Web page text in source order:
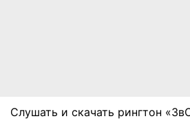
Слушать и скачать рингтон